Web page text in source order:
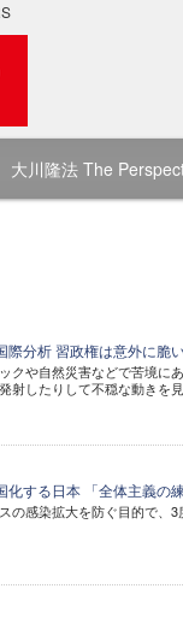
大川隆法 The
際分析 習政権は意外に脆
クや自然災害などで苦境に
射したりして不穏な動きを見
化する日本 「全体主義の
の感染拡大を防ぐ目的で、3